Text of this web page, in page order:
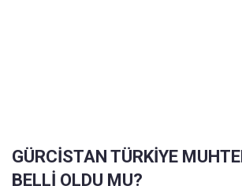
GÜRCİSTAN TÜRKİYE
BELLİ OLDU MU?